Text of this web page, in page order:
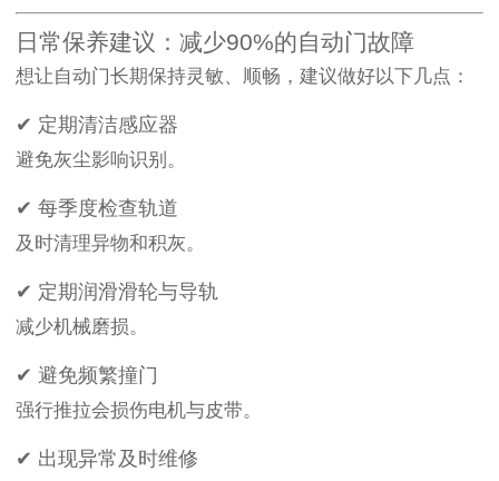
日常保养建议：减少90%的自动门故障
想让自动门长期保持灵敏、顺畅，建议做好以下几点：
✔ 定期清洁感应器
避免灰尘影响识别。
✔ 每季度检查轨道
及时清理异物和积灰。
✔ 定期润滑滑轮与导轨
减少机械磨损。
✔ 避免频繁撞门
强行推拉会损伤电机与皮带。
✔ 出现异常及时维修